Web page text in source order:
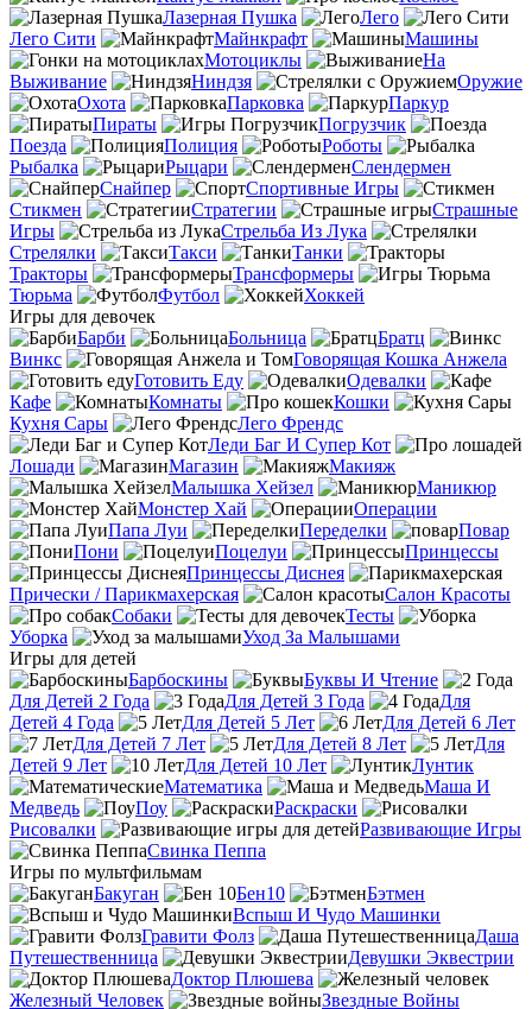
Лазерная Пушка
Лего
Лего Сити
Майнкрафт
Машины
Мотоциклы
На
Выживание
Ниндзя
Оружие
Охота
Парковка
Паркур
Пираты
Погрузчик
Поезда
Полиция
Роботы
Рыбалка
Рыцари
Слендермен
Снайпер
Спортивные Игры
Стикмен
Стратегии
Страшные
Игры
Стрельба Из Лука
Стрелялки
Такси
Танки
Тракторы
Трансформеры
Тюрьма
Футбол
Хоккей
Игры для девочек
Барби
Больница
Братц
Винкс
Говорящая Кошка Анжела
Готовить Еду
Одевалки
Кафе
Комнаты
Кошки
Кухня Сары
Лего Френдс
Леди Баг И Супер Кот
Лошади
Магазин
Макияж
Малышка Хейзел
Маникюр
Монстер Хай
Операции
Папа Луи
Переделки
Повар
Пони
Поцелуи
Принцессы
Принцессы Диснея
Прически / Парикмахерская
Салон Красоты
Собаки
Тесты
Уборка
Уход За Малышами
Игры для детей
Барбоскины
Буквы И Чтение
Для Детей 2 Года
Для Детей 3 Года
Для
Детей 4 Года
Для Детей 5 Лет
Для Детей 6 Лет
Для Детей 7 Лет
Для Детей 8 Лет
Для
Детей 9 Лет
Для Детей 10 Лет
Лунтик
Математика
Маша И
Медведь
Поу
Раскраски
Рисовалки
Развивающие Игры
Свинка Пеппа
Игры по мультфильмам
Бакуган
Бен10
Бэтмен
Вспыш И Чудо Машинки
Гравити Фолз
Даша
Путешественница
Девушки Эквестрии
Доктор Плюшева
Железный Человек
Звездные Войны